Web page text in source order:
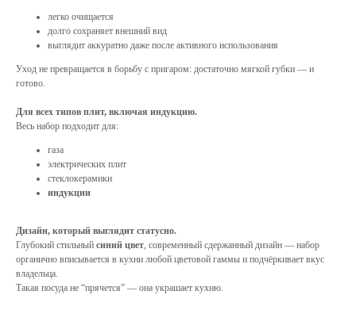
легко очищается
долго сохраняет внешний вид
выглядит аккуратно даже после активного использования
Уход не превращается в борьбу с пригаром: достаточно мягкой губки — и
готово.
Для всех типов плит, включая индукцию.
Весь набор подходит для:
газа
электрических плит
стеклокерамики
индукции
Дизайн, который выглядит статусно.
Глубокий стильный синий цвет, современный сдержанный дизайн — набор
органично вписывается в кухни любой цветовой гаммы и подчёркивает вкус
владельца.
Такая посуда не “прячется” — она украшает кухню.